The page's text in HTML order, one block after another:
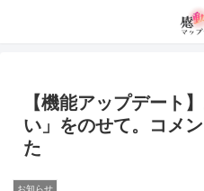
【機能アップデート
い」をのせて。コメ
た
お知らせ